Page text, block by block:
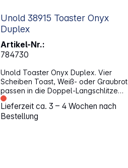
Unold 38915 Toaster Onyx
Duplex
Artikel-Nr.:
784730
Unold Toaster Onyx Duplex. Vier
Scheiben Toast, Weiß- oder Graubrot
passen in die Doppel-Langschlitze
des Toasters Onyx Duplex und ihr
Bräunungsgrad lässt sich stufenlos
einstellen. Die
Lieferzeit ca. 3 – 4 Wochen nach
Bestellung